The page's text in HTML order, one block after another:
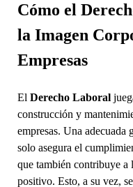
Cómo el
la Imagen
Empresas
El Derecho Laboral
construcción y
empresas. Una adecuada
solo asegura el
que también contribuye a
positivo. Esto, a su vez,